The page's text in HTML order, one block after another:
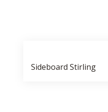
Sideboard Stirling